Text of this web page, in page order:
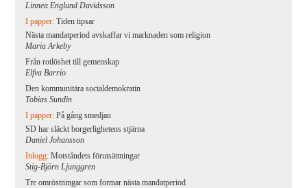
Linnea Englund Davidsson
I papper:Tiden tipsar
Nästa mandatperiod avskaffar vi marknaden som religion
Maria Arkeby
Från rotlöshet till gemenskap
Elfva Barrio
Den kommunitära socialdemokratin
Tobias Sundin
I papper:På gång smedjan
SD har släckt borgerlighetens stjärna
Daniel Johansson
Inlogg:Motståndets förutsättningar
Stig-Björn Ljunggren
Tre omröstningar som formar nästa mandatperiod